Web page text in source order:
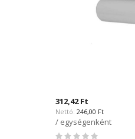
312,42 Ft
246,00 Ft
/ egységenként
Rating: